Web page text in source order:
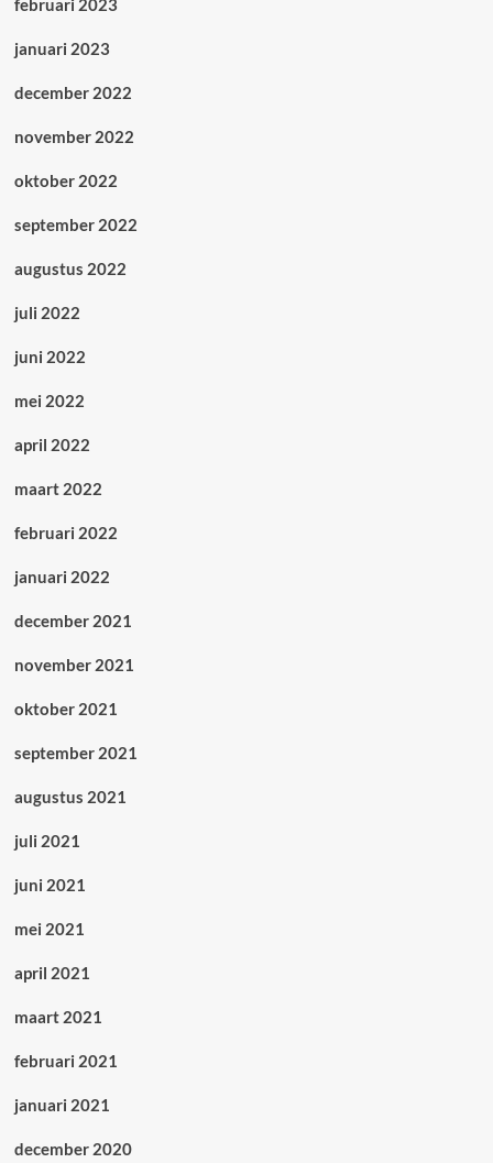
februari 2023
januari 2023
december 2022
november 2022
oktober 2022
september 2022
augustus 2022
juli 2022
juni 2022
mei 2022
april 2022
maart 2022
februari 2022
januari 2022
december 2021
november 2021
oktober 2021
september 2021
augustus 2021
juli 2021
juni 2021
mei 2021
april 2021
maart 2021
februari 2021
januari 2021
december 2020